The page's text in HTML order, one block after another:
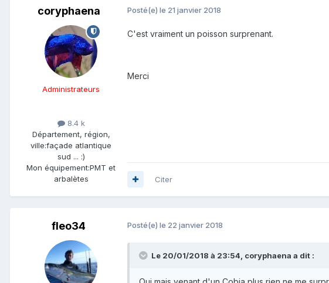
coryphaena
Administrateurs
8.4 k
Département, région,
ville:façade atlantique
sud ... :)
Mon équipement:PMT et
arbalètes
Posté(e) le 21 janvier 2018
C'est vraiment un poisson surprenant.
Merci
Citer
fleo34 Posté(e) le 22 janvier 2018
Le 20/01/2018 à 23:54, coryphaena a dit :